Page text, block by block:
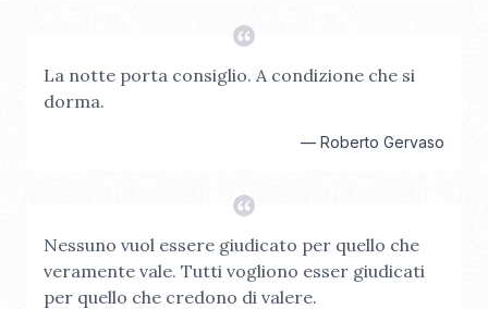
La notte porta consiglio. A condizione che si
dorma.
— Roberto Gervaso
Nessuno vuol essere giudicato per quello che
veramente vale. Tutti vogliono esser giudicati
per quello che credono di valere.